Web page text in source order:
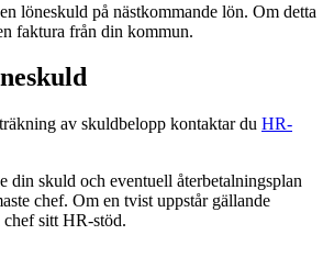
löneskuld på nästkommande lön. Om detta
faktura från din kommun.
av skuldbelopp kontaktar du HR-
din skuld och eventuell återbetalningsplan
chef. Om en tvist uppstår gällande
sitt HR-stöd.